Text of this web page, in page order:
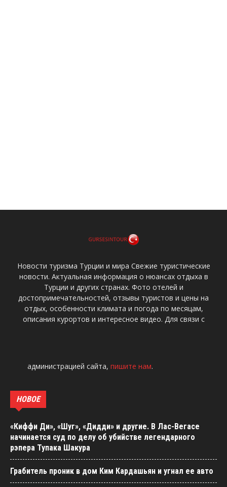
Новости туризма Турции и мира Свежие туристические
новости. Актуальная информация о нюансах отдыха в
Турции и других странах. Фото отелей и
достопримечательностей, отзывы туристов и цены на
отдых, особенности климата и погода по месяцам,
описания курортов и интересное видео. Для связи с
администрацией сайта, пишите нам.
НОВОЕ
«Киффи Ди», «Шуг», «Дидди» и другие. В Лас-Вегасе
начинается суд по делу об убийстве легендарного
рэпера Тупака Шакура
Грабитель проник в дом Ким Кардашьян и угнал ее авто